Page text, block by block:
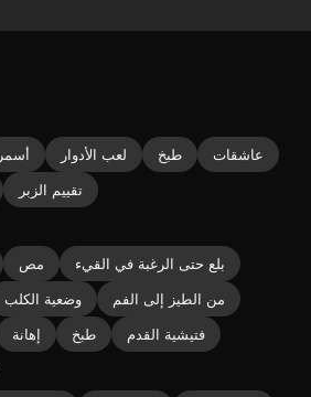
أسمر لعب الأدوار طبخ
عاشقات
تقييم الزبر
مص
بلع حتى الرغبة في القيء
وضعية الكلب
من الطيز إلى الفم
إهانة طبخ فتيشية القدم